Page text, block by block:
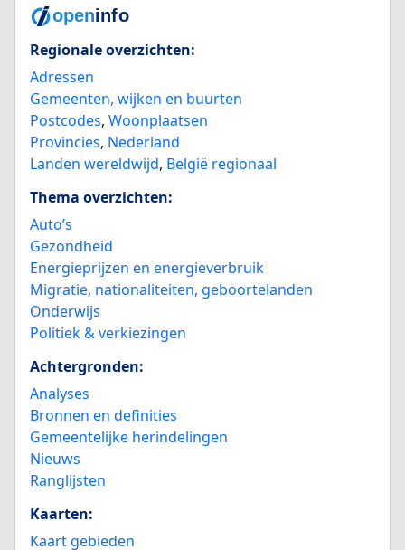
Regionale overzichten:
Adressen
Gemeenten, wijken en buurten
Postcodes, Woonplaatsen
Provincies, Nederland
Landen wereldwijd, België regionaal
Thema overzichten:
Auto’s
Gezondheid
Energieprijzen en energieverbruik
Migratie, nationaliteiten, geboortelanden
Onderwijs
Politiek & verkiezingen
Achtergronden:
Analyses
Bronnen en definities
Gemeentelijke herindelingen
Nieuws
Ranglijsten
Kaarten:
Kaart gebieden